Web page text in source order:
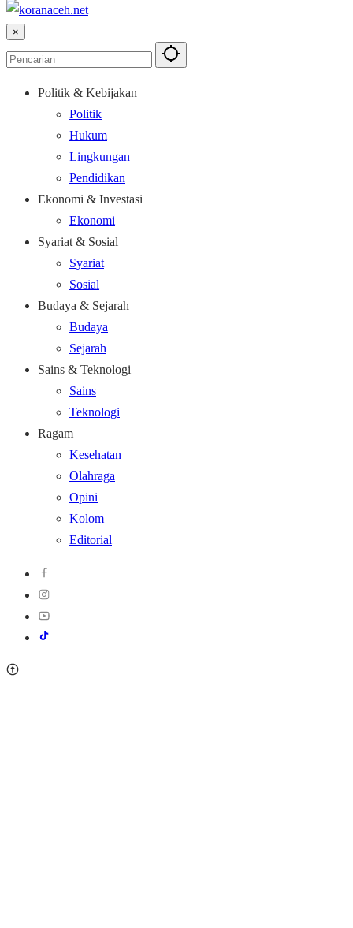
×
Politik & Kebijakan
Politik
Hukum
Lingkungan
Pendidikan
Ekonomi & Investasi
Ekonomi
Syariat & Sosial
Syariat
Sosial
Budaya & Sejarah
Budaya
Sejarah
Sains & Teknologi
Sains
Teknologi
Ragam
Kesehatan
Olahraga
Opini
Kolom
Editorial